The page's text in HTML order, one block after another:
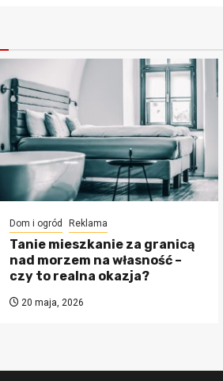
Dom i ogród Reklama
Tanie mieszkanie za granicą
nad morzem na własność –
czy to realna okazja?
20 maja, 2026